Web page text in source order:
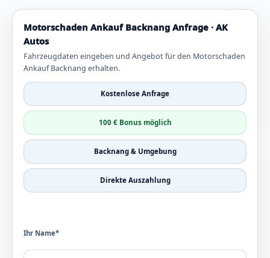
Motorschaden Ankauf Backnang Anfrage · AK
Autos
Fahrzeugdaten eingeben und Angebot für den Motorschaden
Ankauf Backnang erhalten.
Kostenlose Anfrage
100 € Bonus möglich
Backnang & Umgebung
Direkte Auszahlung
Ihr Name*